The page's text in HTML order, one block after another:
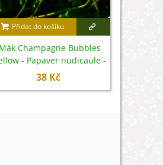
Přidat do košíku
Mák Champagne Bubbles
- Papaver nudicaule -
semena - 20 ks
38 Kč